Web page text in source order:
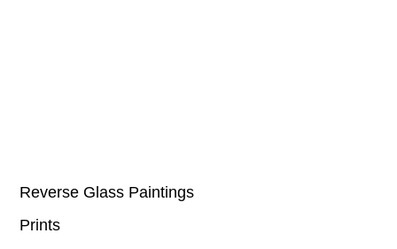
Reverse Glass Paintings
Prints